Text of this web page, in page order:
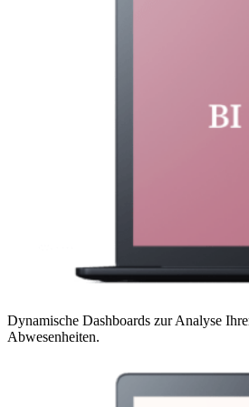
Dynamische Dashboards zur Analyse
Abwesenheiten.